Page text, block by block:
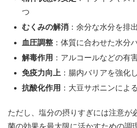
つ
むくみの解消 ：余分な水分を排
血圧調整 ：体質に合わせた水分
解毒作用 ：アルコールなどの有
免疫力向上 ：腸内バリアを強化
抗酸化作用 ：大豆サポニンによ
ただし、塩分の摂りすぎには注意が
菌の効果を最大限に活かすための調